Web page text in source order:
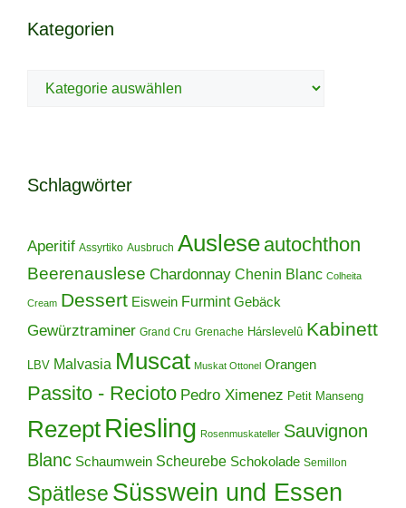
Kategorien
Kategorien
Schlagwörter
Aperitif Assyrtiko Ausbruch Auslese autochthon
Beerenauslese Chardonnay Chenin Blanc Colheita
Cream Dessert Eiswein Furmint Gebäck
Gewürztraminer Grand Cru Grenache Hárslevelû Kabinett
LBV Malvasia Muscat Muskat Ottonel Orangen
Passito - Recioto Pedro Ximenez Petit Manseng
Rezept Riesling Rosenmuskateller Sauvignon
Blanc Schaumwein Scheurebe Schokolade Semillon
Spätlese Süsswein und Essen